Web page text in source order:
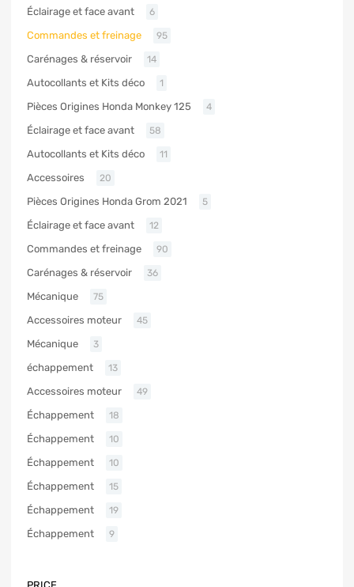
Éclairage et face avant 6
Commandes et freinage 95
Carénages & réservoir 14
Autocollants et Kits déco 1
Pièces Origines Honda Monkey 125 4
Éclairage et face avant 58
Autocollants et Kits déco 11
Accessoires 20
Pièces Origines Honda Grom 2021 5
Éclairage et face avant 12
Commandes et freinage 90
Carénages & réservoir 36
Mécanique 75
Accessoires moteur 45
Mécanique 3
échappement 13
Accessoires moteur 49
Échappement 18
Échappement 10
Échappement 10
Échappement 15
Échappement 19
Échappement 9